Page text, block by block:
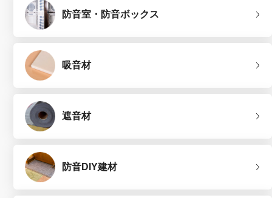
防音室・防音ボックス
吸音材
遮音材
防音DIY建材